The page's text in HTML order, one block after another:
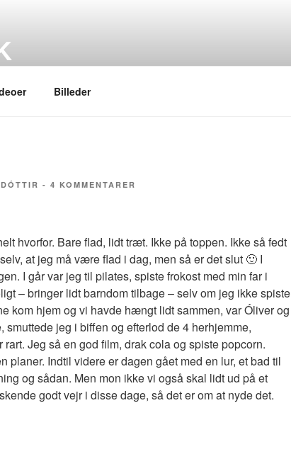
Billeder
- 4 KOMMENTARER
hvorfor. Bare flad, lidt træt. Ikke på toppen. Ikke så fedt
at jeg må være flad i dag, men så er det slut 🙂 I
I går var jeg til pilates, spiste frokost med min far i
– bringer lidt barndom tilbage – selv om jeg ikke spiste
kom hjem og vi havde hængt lidt sammen, var Óliver og
smuttede jeg i biffen og efterlod de 4 herhjemme,
Jeg så en god film, drak cola og spiste popcorn.
planer. Indtil videre er dagen gået med en lur, et bad til
og sådan. Men mon ikke vi også skal lidt ud på et
godt vejr i disse dage, så det er om at nyde det.